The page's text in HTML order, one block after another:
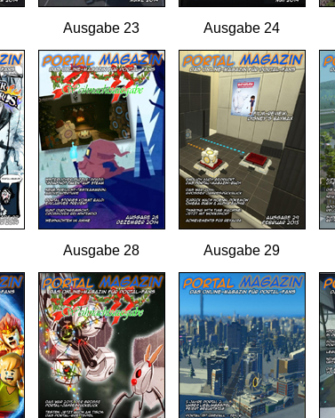
Ausgabe 23 Ausgabe 24
Ausgabe 28 Ausgabe 29